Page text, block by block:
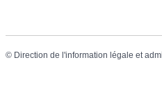
© Direction de l'information légale et